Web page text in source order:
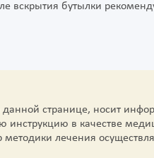
вскрытия бутылки
странице, носит
инструкцию в качестве
методики лечения